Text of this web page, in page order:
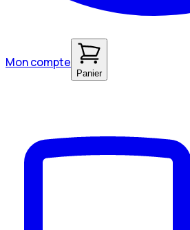
Mon compte
Panier